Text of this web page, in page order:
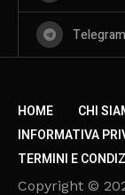
Telegram
HOME CHI
INFORMATIVA
TERMINI E
Copyright ©